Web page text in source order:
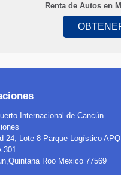
Renta de Autos en
Internacional de Cancún
24, Lote 8 Parque Logístico
301
,Quintana Roo Mexico 77569